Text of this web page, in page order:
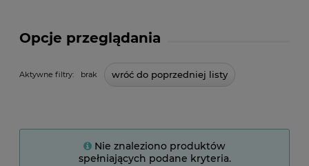
Opcje przeglądania
Aktywne filtry: brak wróć do poprzedniej listy
Nie znaleziono produktów
spełniających podane kryteria.